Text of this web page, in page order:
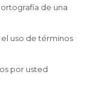
de una
uso de términos
por usted